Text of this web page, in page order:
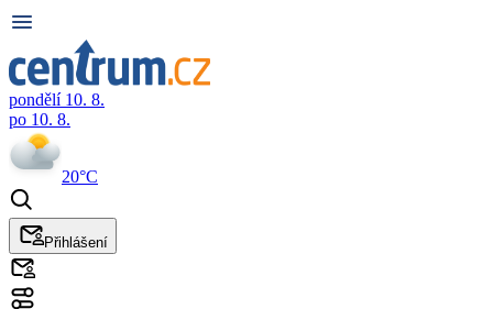
pondělí 10. 8.
po 10. 8.
20°C
Přihlášení